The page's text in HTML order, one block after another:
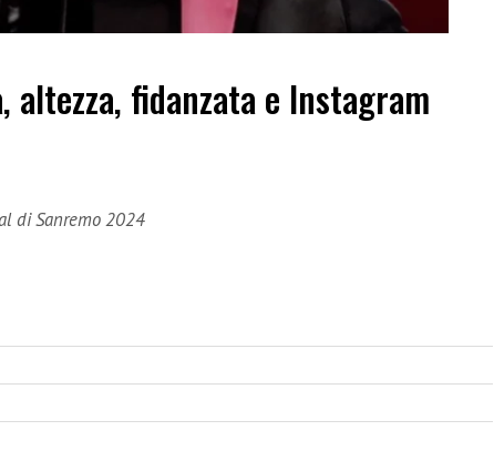
altezza, fidanzata e Instagram
di Sanremo 2024